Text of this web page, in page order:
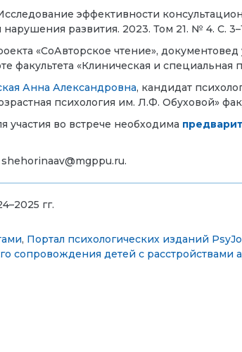
эффективности
развития. 2023. Том 21. № 4. С.
«СоАвторское чтение»,
факультета «Клиническая и специальная
Анна Александровна, кандидат
психология им. Л.Ф. Обуховой»
во встрече необходима
гг.
, Портал психологических изданий
детей с расстройствами